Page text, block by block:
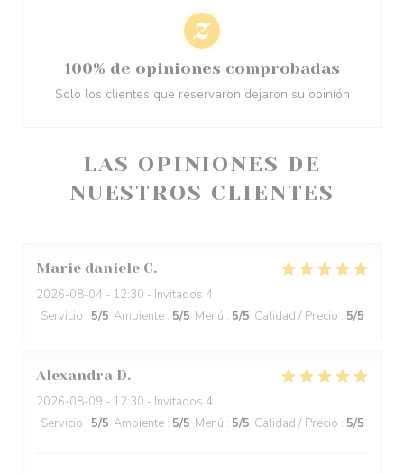
LAS OPINIONES DE
NUESTROS CLIENTES
Marie daniele C
2026-08-04 - 12:30 - Invitados 4
Servicio : 5/5 Ambiente : 5/5 Menú : 5/5 Calidad / Precio : 5/5
Alexandra D
2026-08-09 - 12:30 - Invitados 4
Servicio : 5/5 Ambiente : 5/5 Menú : 5/5 Calidad / Precio : 5/5
100% de opiniones comprobadas
Solo los clientes que reservaron dejaron su opinión